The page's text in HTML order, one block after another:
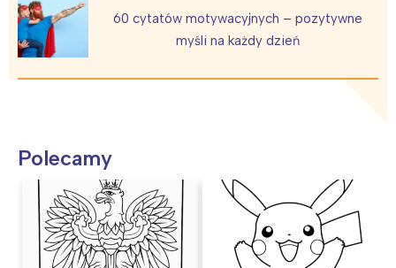
60 cytatów motywacyjnych – pozytywne
myśli na każdy dzień
Polecamy